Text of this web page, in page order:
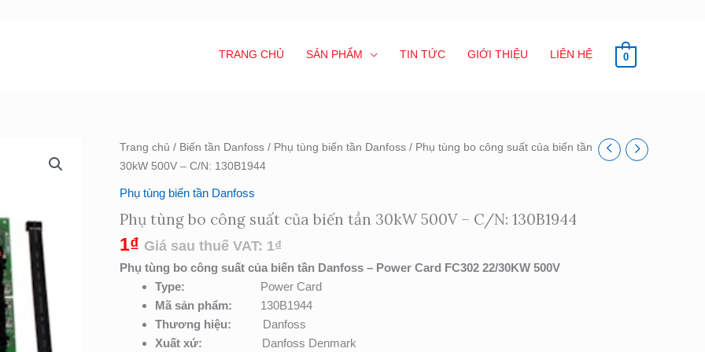
TRANG CHỦ SẢN PHẨM TIN TỨC GIỚI THIỆU LIÊN HỆ 0
Trang chủ / Biến tần Danfoss / Phụ tùng biến tần Danfoss / Phụ tùng bo công suất của biến tần
30kW 500V – C/N: 130B1944
Phụ tùng biến tần Danfoss
Phụ tùng bo công suất của biến tần 30kW 500V – C/N: 130B1944
1₫ Giá sau thuế VAT: 1₫
Phụ tùng bo công suất của biến tần Danfoss – Power Card FC302 22/30KW 500V
Type:
Power Card
Mã sản phẩm: 130B1944
Thương hiệu: Danfoss
Xuất xứ: Danfoss Denmark
Phụ
tùng
công
suất
của